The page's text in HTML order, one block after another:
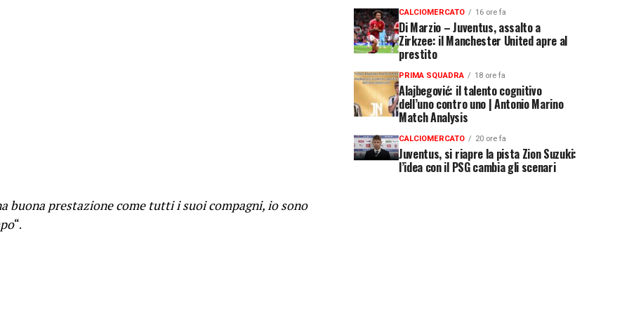
buona prestazione come tutti i suoi compagni, io sono
“.
CALCIOMERCATO 16 ore fa
Di Marzio – Juventus, assalto a
Zirkzee: il Manchester United apre al
prestito
PRIMA SQUADRA 18 ore fa
Alajbegović: il talento cognitivo
dell’uno contro uno | Antonio Marino
Match Analysis
CALCIOMERCATO 20 ore fa
Juventus, si riapre la pista Zion Suzuki:
l’idea con il PSG cambia gli scenari